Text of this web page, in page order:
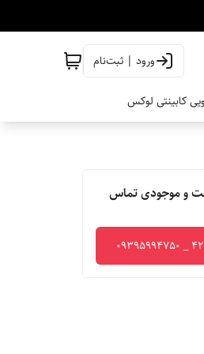
ورود | ثبت‌نام
کابینتی لوکس
و موجودی تماس